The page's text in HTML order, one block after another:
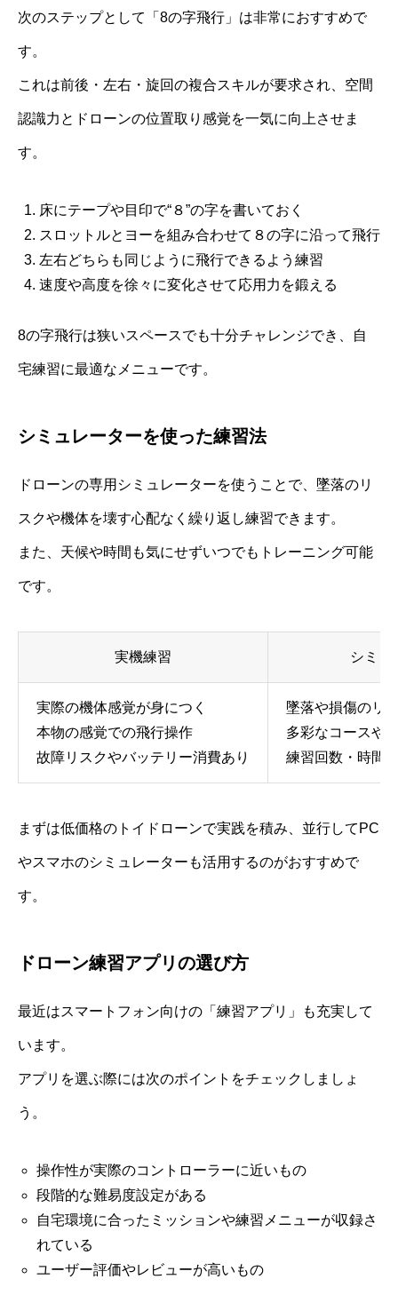
次のステップとして「8の字飛行」は非常におすすめで
す。
これは前後・左右・旋回の複合スキルが要求され、空間
認識力とドローンの位置取り感覚を一気に向上させま
す。
床にテープや目印で“８”の字を書いておく
スロットルとヨーを組み合わせて８の字に沿って飛行
左右どちらも同じように飛行できるよう練習
速度や高度を徐々に変化させて応用力を鍛える
8の字飛行は狭いスペースでも十分チャレンジでき、自
宅練習に最適なメニューです。
シミュレーターを使った練習法
ドローンの専用シミュレーターを使うことで、墜落のリ
スクや機体を壊す心配なく繰り返し練習できます。
また、天候や時間も気にせずいつでもトレーニング可能
です。
実機練習 シミュ
実際の機体感覚が身につく
本物の感覚での飛行操作
故障リスクやバッテリー消費あり
墜落や損傷のリ
多彩なコースや
練習回数・時間
まずは低価格のトイドローンで実践を積み、並行してPC
やスマホのシミュレーターも活用するのがおすすめで
す。
ドローン練習アプリの選び方
最近はスマートフォン向けの「練習アプリ」も充実して
います。
アプリを選ぶ際には次のポイントをチェックしましょ
う。
操作性が実際のコントローラーに近いもの
段階的な難易度設定がある
自宅環境に合ったミッションや練習メニューが収録さ
れている
ユーザー評価やレビューが高いもの